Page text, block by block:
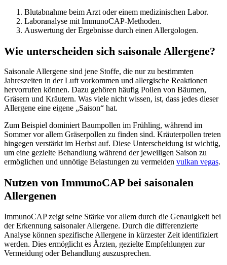
Blutabnahme beim Arzt oder einem medizinischen Labor.
Laboranalyse mit ImmunoCAP-Methoden.
Auswertung der Ergebnisse durch einen Allergologen.
Wie unterscheiden sich saisonale Allergene?
Saisonale Allergene sind jene Stoffe, die nur zu bestimmten
Jahreszeiten in der Luft vorkommen und allergische Reaktionen
hervorrufen können. Dazu gehören häufig Pollen von Bäumen,
Gräsern und Kräutern. Was viele nicht wissen, ist, dass jedes dieser
Allergene eine eigene „Saison“ hat.
Zum Beispiel dominiert Baumpollen im Frühling, während im
Sommer vor allem Gräserpollen zu finden sind. Kräuterpollen treten
hingegen verstärkt im Herbst auf. Diese Unterscheidung ist wichtig,
um eine gezielte Behandlung während der jeweiligen Saison zu
ermöglichen und unnötige Belastungen zu vermeiden vulkan vegas.
Nutzen von ImmunoCAP bei saisonalen
Allergenen
ImmunoCAP zeigt seine Stärke vor allem durch die Genauigkeit bei
der Erkennung saisonaler Allergene. Durch die differenzierte
Analyse können spezifische Allergene in kürzester Zeit identifiziert
werden. Dies ermöglicht es Ärzten, gezielte Empfehlungen zur
Vermeidung oder Behandlung auszusprechen.